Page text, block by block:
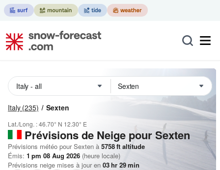
Italy (235) Sexten
Lat./Long. :46.70° N 12.30° E
Prévisions de Neige pour Sexten
Prévisions météo pour Sexten à 5758ft altitude
Émis: 1 pm 08 Aug 2026 (heure locale)
Prévisions neige mises à jour en 03hr 29min